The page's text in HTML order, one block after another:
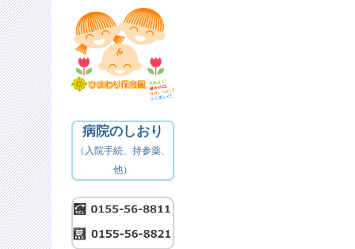
病院のしおり
（入院手続、持参薬、
他）